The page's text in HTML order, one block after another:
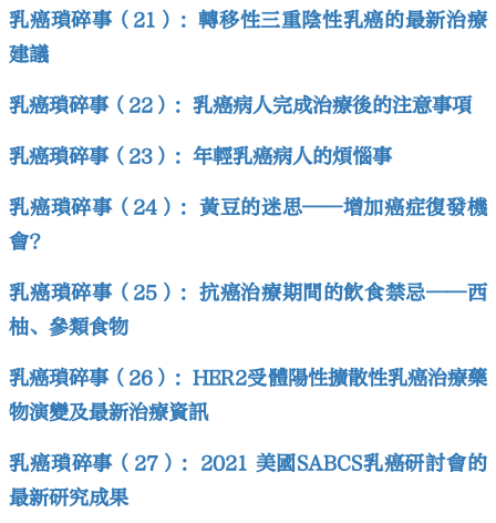
乳癌瑣碎事（21）：轉移性三重陰性乳癌的最新治療
建議
乳癌瑣碎事（22）：乳癌病人完成治療後的注意事項
乳癌瑣碎事（23）：年輕乳癌病人的煩惱事
乳癌瑣碎事（24）：黃豆的迷思——增加癌症復發機
會?
乳癌瑣碎事（25）：抗癌治療期間的飲食禁忌——西
柚、參類食物
乳癌瑣碎事（26）：HER2受體陽性擴散性乳癌治療藥
物演變及最新治療資訊
乳癌瑣碎事（27）：2021 美國SABCS乳癌研討會的
最新研究成果